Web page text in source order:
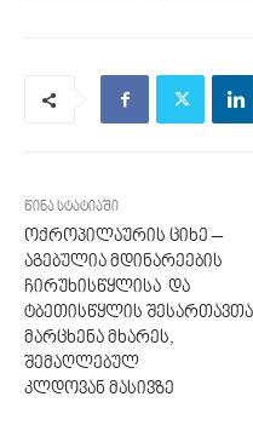
წინა სტატიაში
ოქროპილაურის ციხე –
აგებულია მდინარეების
ჩირუხისწყლისა და
ტბეთისწყლის
მარცხენა მხარეს,
შემაღლებულ
კლდოვან მასივზე